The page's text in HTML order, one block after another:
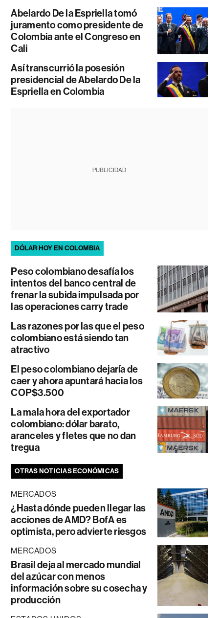
Abelardo De la Espriella tomó
juramento como presidente de
Colombia ante el Congreso en
Cali
Así transcurrió la posesión
presidencial de Abelardo De la
Espriella en Colombia
PUBLICIDAD
DÓLAR HOY EN COLOMBIA
Peso colombiano desafía los
intentos del banco central de
frenar la subida impulsada por
las operaciones carry trade
Las razones por las que el peso
colombiano está siendo tan
atractivo
El peso colombiano dejaría de
caer y ahora apuntará hacia los
COP$3.500
La mala hora del exportador
colombiano: dólar barato,
aranceles y fletes que no dan
tregua
OTRAS NOTICIAS ECONÓMICAS
MERCADOS
¿Hasta dónde pueden llegar las
acciones de AMD? BofA es
optimista, pero advierte riesgos
MERCADOS
Brasil deja al mercado mundial
del azúcar con menos
información sobre su cosecha y
producción